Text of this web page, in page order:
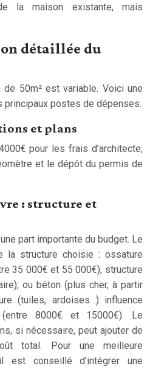
la maison existante, mais
détaillée du
de 50m² est variable. Voici une
postes de dépenses.
et plans
pour les frais d’architecte,
et le dépôt du permis de
: structure et
part importante du budget. Le
la structure choisie : ossature
35 000€ et 55 000€), structure
ou béton (plus cher, à partir
(tuiles, ardoises…) influence
8000€ et 15000€). Le
si nécessaire, peut ajouter de
total. Pour une meilleure
est conseillé d’intégrer une